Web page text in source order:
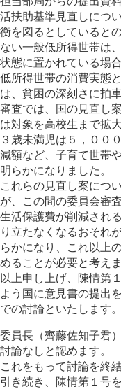
活扶助基準見直しにつ
衡を図るとしていると
ない一般低所得世帯は
状態に置かれている場
低所得世帯の消費実態
は、貧困の深刻さに拍
審査では、国の見直し
は対象を高校生まで拡
３歳未満児は５，００
減額など、子育て世帯
明らかになりました。
これらの見直し案につ
が、この間の委員会審
生活保護費が削減され
り立たなくなるおそれ
らかになり、これ以上
めることが必要と考えま
以上申し上げ、陳情第
よう国に意見書の提出
での討論といたします。
委員長（齊藤佐知子君
討論なしと認めます。
これをもって討論を終
引き続き、陳情第１号